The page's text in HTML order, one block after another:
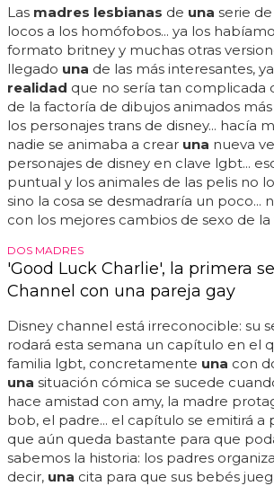
Las madres lesbianas de una serie
locos a los homófobos... ya los
formato britney y muchas otras
llegado una de las más interesantes,
realidad que no sería tan complicada
de la factoría de dibujos animados
los personajes trans de disney... hacía
nadie se animaba a crear una nueva
personajes de disney en clave lgbt...
puntual y los animales de las pelis no
sino la cosa se desmadraría un poco...
con los mejores cambios de sexo de la
DOS MADRES
'Good Luck Charlie', la primera
Channel con una pareja gay
Disney channel está irreconocible: su
rodará esta semana un capítulo en el
familia lgbt, concretamente una con
una situación cómica se sucede
hace amistad con amy, la madre
bob, el padre... el capítulo se emitirá a
que aún queda bastante para que
sabemos la historia: los padres
decir, una cita para que sus bebés